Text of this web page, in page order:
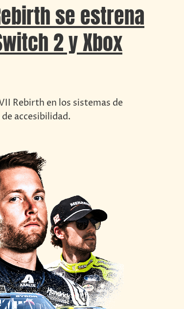
se estrena
2 y Xbox
Rebirth en los sistemas de
accesibilidad.